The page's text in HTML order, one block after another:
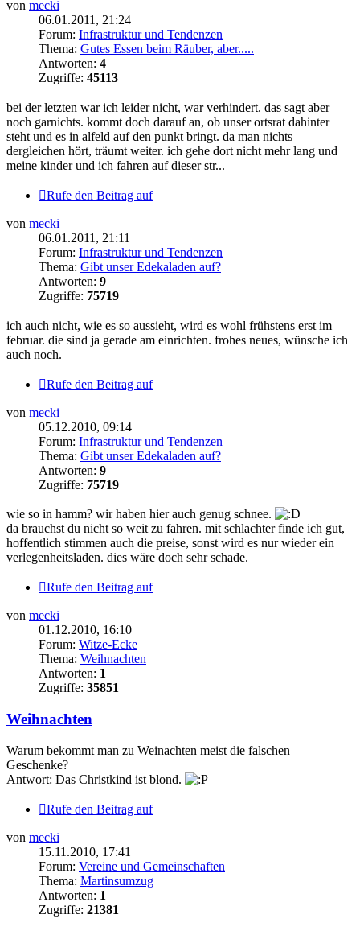
von mecki
06.01.2011, 21:24
Forum: Infrastruktur und Tendenzen
Thema: Gutes Essen beim Räuber, aber.....
Antworten: 4
Zugriffe: 45113
bei der letzten war ich leider nicht, war verhindert. das sagt aber
noch garnichts. kommt doch darauf an, ob unser ortsrat dahinter
steht und es in alfeld auf den punkt bringt. da man nichts
dergleichen hört, träumt weiter. ich gehe dort nicht mehr lang und
meine kinder und ich fahren auf dieser str...
Rufe den Beitrag auf
von mecki
06.01.2011, 21:11
Forum: Infrastruktur und Tendenzen
Thema: Gibt unser Edekaladen auf?
Antworten: 9
Zugriffe: 75719
ich auch nicht, wie es so aussieht, wird es wohl frühstens erst im
februar. die sind ja gerade am einrichten. frohes neues, wünsche ich
auch noch.
Rufe den Beitrag auf
von mecki
05.12.2010, 09:14
Forum: Infrastruktur und Tendenzen
Thema: Gibt unser Edekaladen auf?
Antworten: 9
Zugriffe: 75719
wie so in hamm? wir haben hier auch genug schnee.
da brauchst du nicht so weit zu fahren. mit schlachter finde ich gut,
hoffentlich stimmen auch die preise, sonst wird es nur wieder ein
verlegenheitsladen. dies wäre doch sehr schade.
Rufe den Beitrag auf
von mecki
01.12.2010, 16:10
Forum: Witze-Ecke
Thema: Weihnachten
Antworten: 1
Zugriffe: 35851
Weihnachten
Warum bekommt man zu Weinachten meist die falschen
Geschenke?
Antwort: Das Christkind ist blond.
Rufe den Beitrag auf
von mecki
15.11.2010, 17:41
Forum: Vereine und Gemeinschaften
Thema: Martinsumzug
Antworten: 1
Zugriffe: 21381